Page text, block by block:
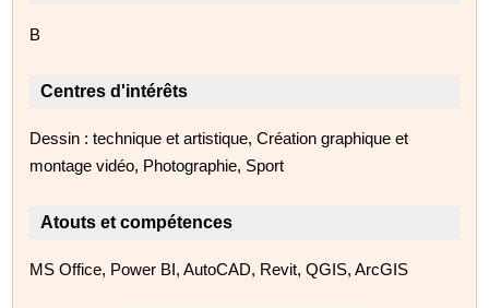
B
Centres d'intérêts
Dessin : technique et artistique, Création graphique et
montage vidéo, Photographie, Sport
Atouts et compétences
MS Office, Power BI, AutoCAD, Revit, QGIS, ArcGIS